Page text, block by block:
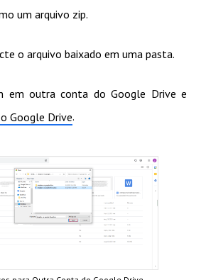
um arquivo zip.
o arquivo baixado em uma pasta.
em outra conta do Google Drive e
Google Drive.